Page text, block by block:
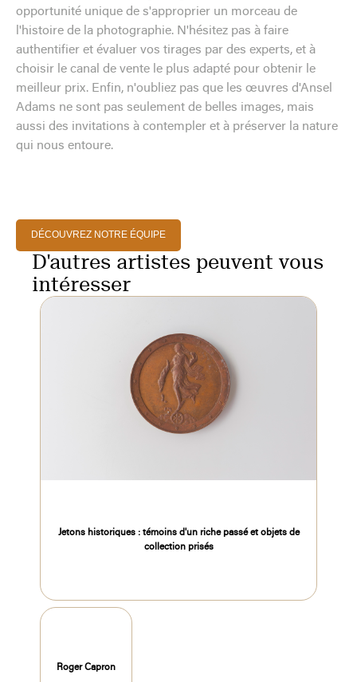
opportunité unique de s'approprier un morceau de
l'histoire de la photographie. N'hésitez pas à faire
authentifier et évaluer vos tirages par des experts, et à
choisir le canal de vente le plus adapté pour obtenir le
meilleur prix. Enfin, n'oubliez pas que les œuvres d'Ansel
Adams ne sont pas seulement de belles images, mais
aussi des invitations à contempler et à préserver la nature
qui nous entoure.
DÉCOUVREZ NOTRE ÉQUIPE
D'autres artistes peuvent vous
intéresser
Jetons historiques : témoins d'un riche passé et objets de
collection prisés
Roger Capron